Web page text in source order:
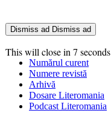
Dismiss ad Dismiss ad
This will close in7 seconds
Numărul curent
Numere revistă
Arhivă
Dosare Literomania
Podcast Literomania